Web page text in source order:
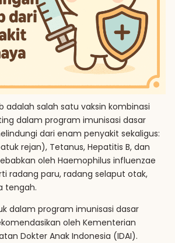
adalah salah satu vaksin kombinasi
dalam program imunisasi dasar
dari enam penyakit sekaligus:
rejan), Tetanus, Hepatitis B, dan
oleh Haemophilus influenzae
radang paru, radang selaput otak,
tengah.
dalam program imunisasi dasar
oleh Kementerian
Dokter Anak Indonesia (IDAI).